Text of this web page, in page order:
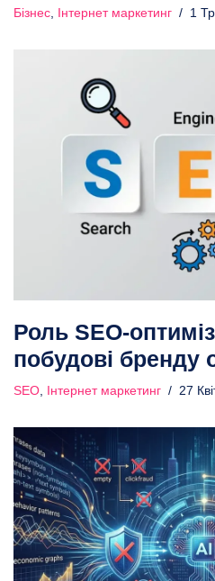
Бізнес, Інтернет маркетинг 1
Роль SEO-
побудові бренду
SEO Інтернет маркетинг 27